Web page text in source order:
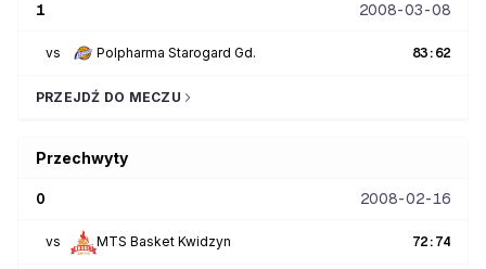
1 2008-03-08
vs Polpharma Starogard Gd. 83 : 62
PRZEJDŹ DO MECZU
Przechwyty
0 2008-02-16
vs MTS Basket Kwidzyn 72 : 74